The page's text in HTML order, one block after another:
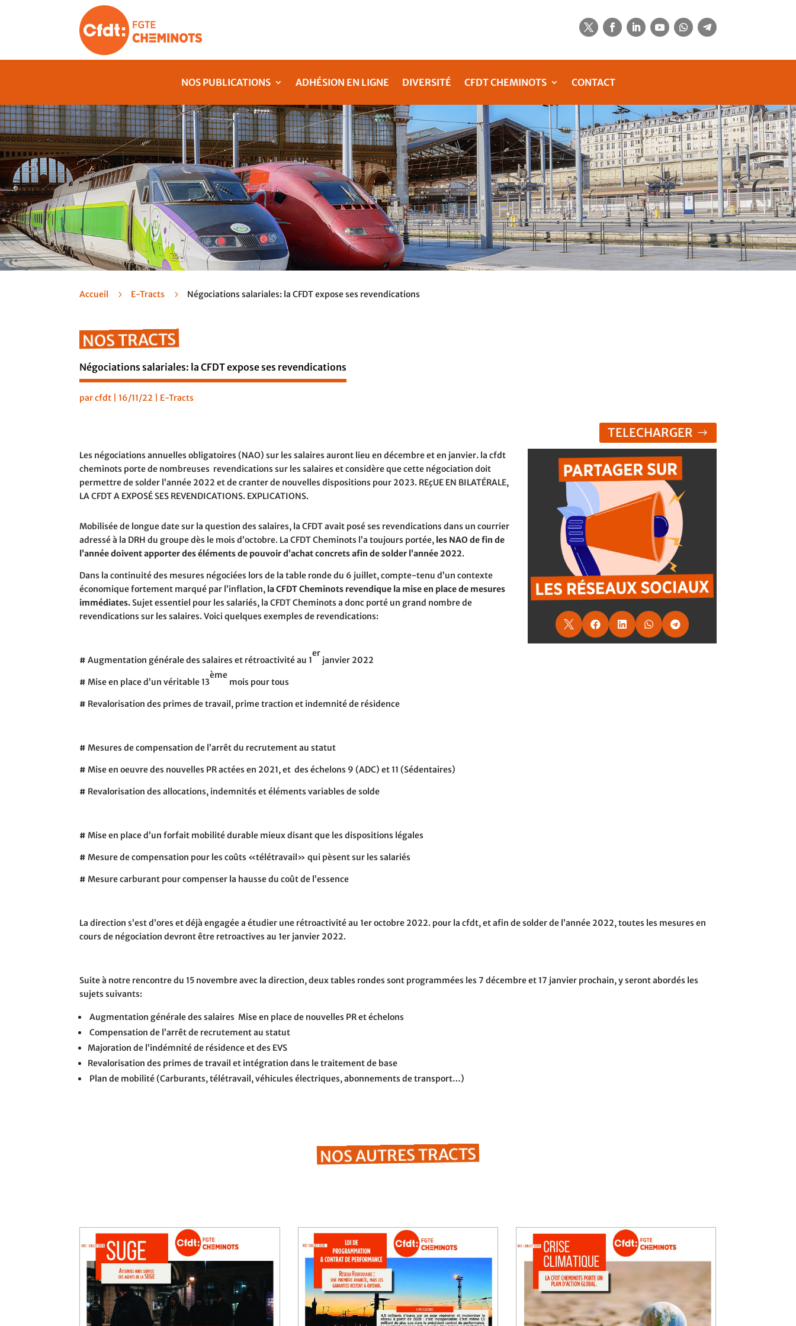
NOS PUBLICATIONS ADHÉSION EN LIGNE DIVERSITÉ CFDT CHEMINOTS CONTACT
Accueil 5 E-Tracts 5 Négociations salariales: la CFDT expose ses revendications
NOS TRACTS
Négociations salariales: la CFDT expose ses revendications
parcfdt |16/11/22 E-Tracts
TELECHARGER
    
Les négociations annuelles obligatoires (NAO) sur les salaires auront lieu en décembre et en janvier. la cfdt
cheminots porte de nombreuses revendications sur les salaires et considère que cette négociation doit
permettre de solder l’année 2022 et de cranter de nouvelles dispositions pour 2023. REçUE EN BILATÉRALE,
LA CFDT A EXPOSÉ SES REVENDICATIONS. EXPLICATIONS.
Mobilisée de longue date sur la question des salaires, la CFDT avait posé ses revendications dans un courrier
adressé à la DRH du groupe dès le mois d’octobre. La CFDT Cheminots l’a toujours portée, les NAO de fin de
l’année doivent apporter des éléments de pouvoir d’achat concrets afin de solder l’année 2022.
Dans la continuité des mesures négociées lors de la table ronde du 6 juillet, compte-tenu d’un contexte
économique fortement marqué par l’inflation, la CFDT Cheminots revendique la mise en place de mesures
immédiates.Sujet essentiel pour les salariés, la CFDT Cheminots a donc porté un grand nombre de
revendications sur les salaires. Voici quelques exemples de revendications:
# Augmentation générale des salaires et rétroactivité au 1
er
janvier 2022
# Mise en place d’un véritable 13
ème
mois pour tous
# Revalorisation des primes de travail, prime traction et indemnité de résidence
# Mesures de compensation de l’arrêt du recrutement au statut
# Mise en oeuvre des nouvelles PR actées en 2021, et des échelons 9 (ADC) et 11 (Sédentaires)
# Revalorisation des allocations, indemnités et éléments variables de solde
# Mise en place d’un forfait mobilité durable mieux disant que les dispositions légales
# Mesure de compensation pour les coûts «télétravail» qui pèsent sur les salariés
# Mesure carburant pour compenser la hausse du coût de l’essence
La direction s’est d’ores et déjà engagée a étudier une rétroactivitéau 1er octobre 2022. pour la cfdt, et afin de solder de l’année 2022, toutes les mesures en
cours de négociation devront être retroactives au 1er janvier 2022.
Suite à notre rencontre du 15 novembre avec la direction, deux tables rondes sont programmées les 7 décembre et 17 janvier prochain, y seront abordés les
sujets suivants:
Augmentation générale des salaires Mise en place de nouvelles PR et échelons
Compensation de l’arrêt de recrutement au statut
Majoration de l’indémnité de résidence et des EVS
Revalorisation des primes de travail et intégration dans le traitement de base
Plan de mobilité (Carburants, télétravail, véhicules électriques, abonnements de transport…)
NOS AUTRES TRACTS